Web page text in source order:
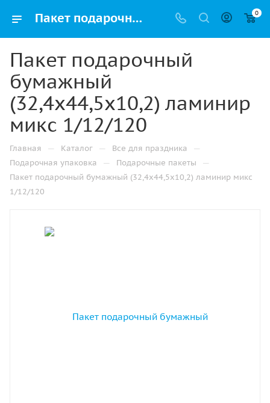
Пакет подарочный бумажный (32,4х44,5х10,2) ламинир микс 1/12/120 оптом и в розницу в Казани, цены в каталоге с доставкой 0
Пакет подарочный
бумажный
(32,4х44,5х10,2) ламинир
микс 1/12/120
Главная — Каталог — Все для праздника —
Подарочная упаковка — Подарочные пакеты —
Пакет подарочный бумажный (32,4х44,5х10,2) ламинир микс
1/12/120